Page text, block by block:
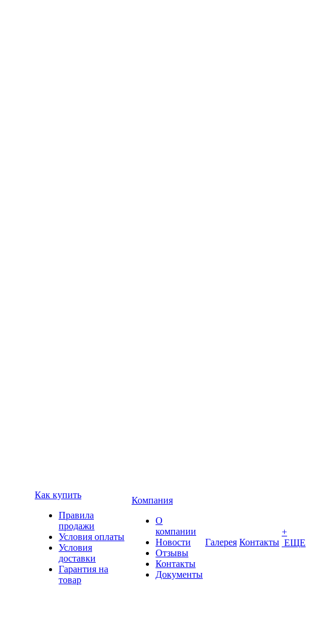
Как купить
Правила
продажи
Условия оплаты
Условия
доставки
Гарантия на
товар
Компания
О
компании
Новости
Отзывы
Контакты
Документы
Галерея Контакты
+
ЕЩЕ